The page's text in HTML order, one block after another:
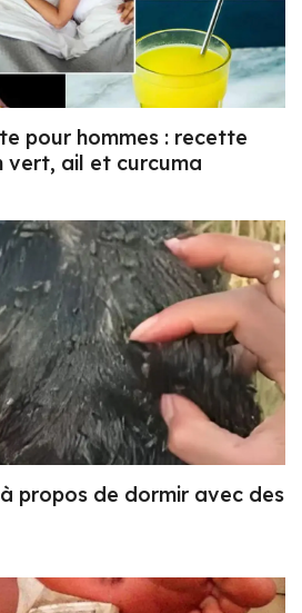
pour hommes : recette
vert, ail et curcuma
propos de dormir avec des